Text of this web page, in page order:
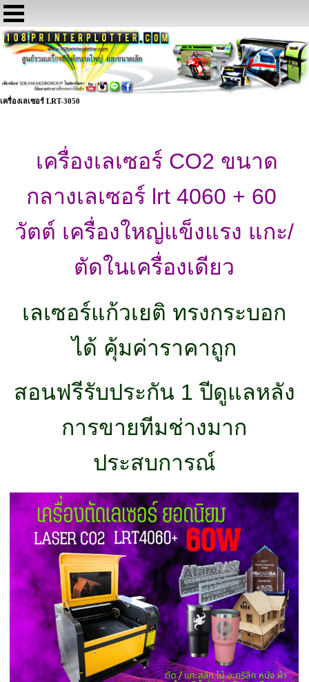
เครื่องเลเซอร์ LRT-3050
เครื่องเลเซอร์ CO2 ขนาด
กลางเลเซอร์ lrt 4060 + 60
วัตต์ เครื่องใหญ่แข็งแรง แกะ/
ตัดในเครื่องเดียว
เลเซอร์แก้วเยติ ทรงกระบอก
ได้ คุ้มค่าราคาถูก
สอนฟรีรับประกัน 1 ปีดูแลหลัง
การขายทีมช่างมาก
ประสบการณ์